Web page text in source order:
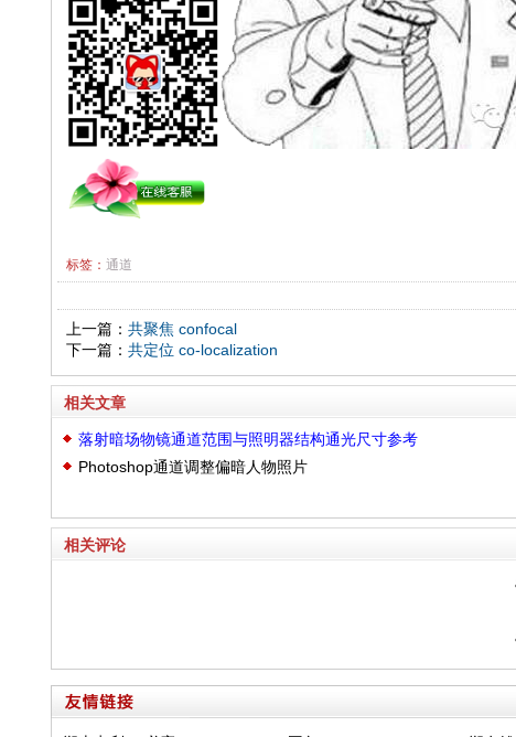
标签： 通道
上一篇： 共聚焦 confocal
下一篇： 共定位 co-localization
相关文章
落射暗场物镜通道范围与照明器结构通光尺寸参考
Photoshop通道调整偏暗人物照片
相关评论